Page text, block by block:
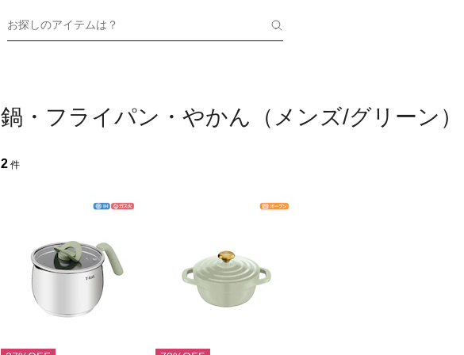
お探しのアイテムは？
鍋・フライパン・やかん（メンズ/グリーン）
2 件